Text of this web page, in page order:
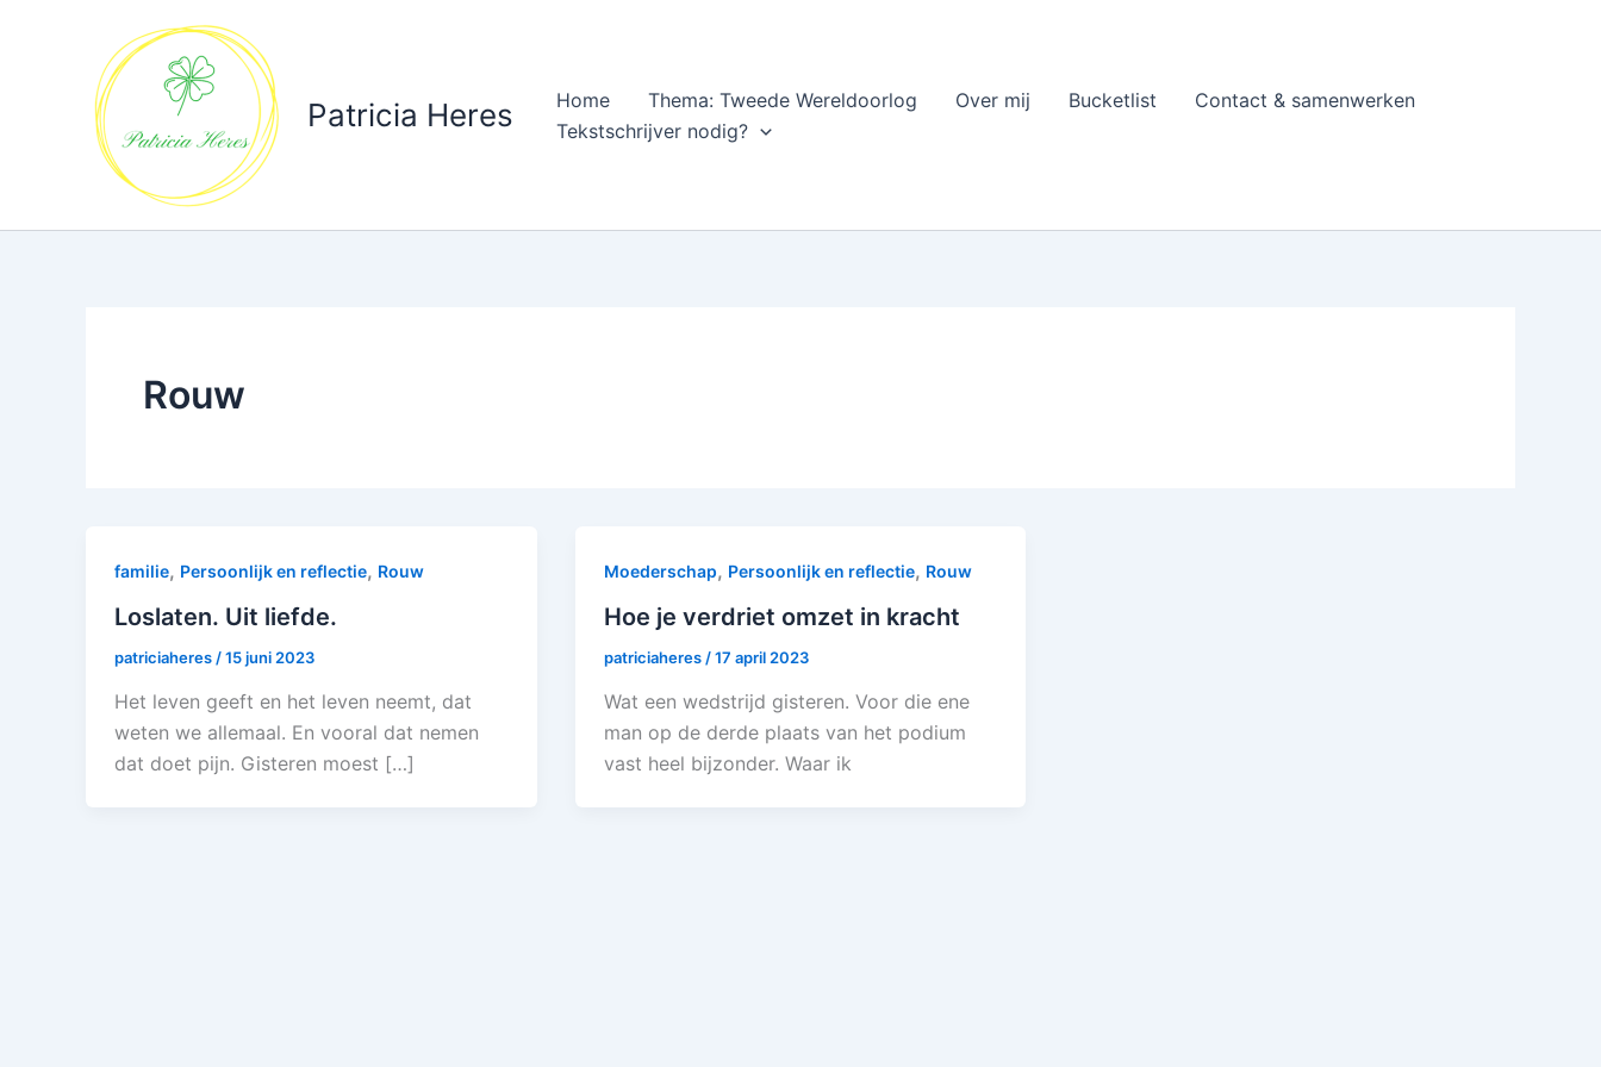
Patricia Heres Home Thema: Tweede Wereldoorlog Over mij Bucketlist
Contact & samenwerken
Tekstschrijver nodig?
Rouw
familie, Persoonlijk en reflectie, Rouw
Loslaten. Uit liefde.
patriciaheres /15 juni 2023
Het leven geeft en het leven neemt, dat
weten we allemaal. En vooral dat nemen
dat doet pijn. Gisteren moest […]
Moederschap, Persoonlijk en reflectie, Rouw
Hoe je verdriet omzet in kracht
patriciaheres /17 april 2023
Wat een wedstrijd gisteren. Voor die ene
man op de derde plaats van het podium
vast heel bijzonder. Waar ik